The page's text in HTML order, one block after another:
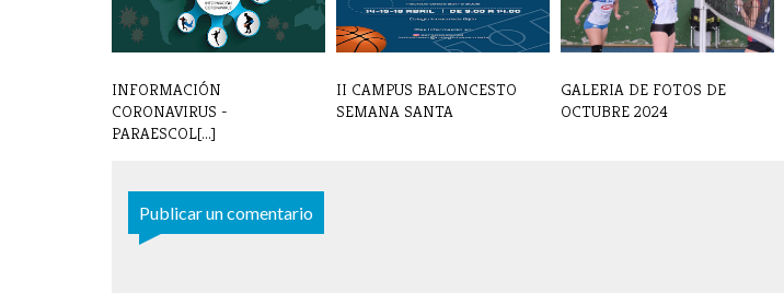
INFORMACIÓN
CORONAVIRUS -
PARAESCOL[...]
II CAMPUS BALONCESTO
SEMANA SANTA
GALERIA DE FOTOS DE
OCTUBRE 2024
Publicar un comentario